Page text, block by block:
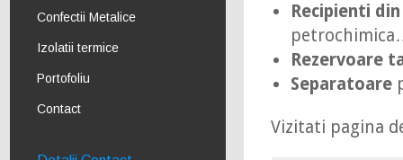
Confectii Metalice
Izolatii termice
Portofoliu
Contact
Recipienti
Rezervoare
Separatoare
Vizitati pagina